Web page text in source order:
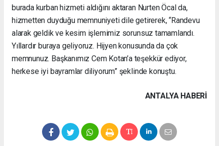
burada kurban hizmeti aldığını aktaran Nurten Öcal da,
hizmetten duyduğu memnuniyeti dile getirerek, “Randevu
alarak geldik ve kesim işlemimiz sorunsuz tamamlandı.
Yıllardır buraya geliyoruz. Hijyen konusunda da çok
memnunuz. Başkanımız Cem Kotan’a teşekkür ediyor,
herkese iyi bayramlar diliyorum” şeklinde konuştu.
ANTALYA HABERİ